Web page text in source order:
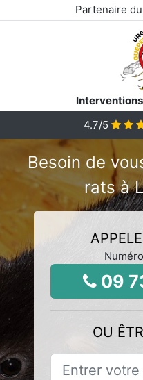
Partenaire
4.7/5
Besoin de
rats à
09
OU